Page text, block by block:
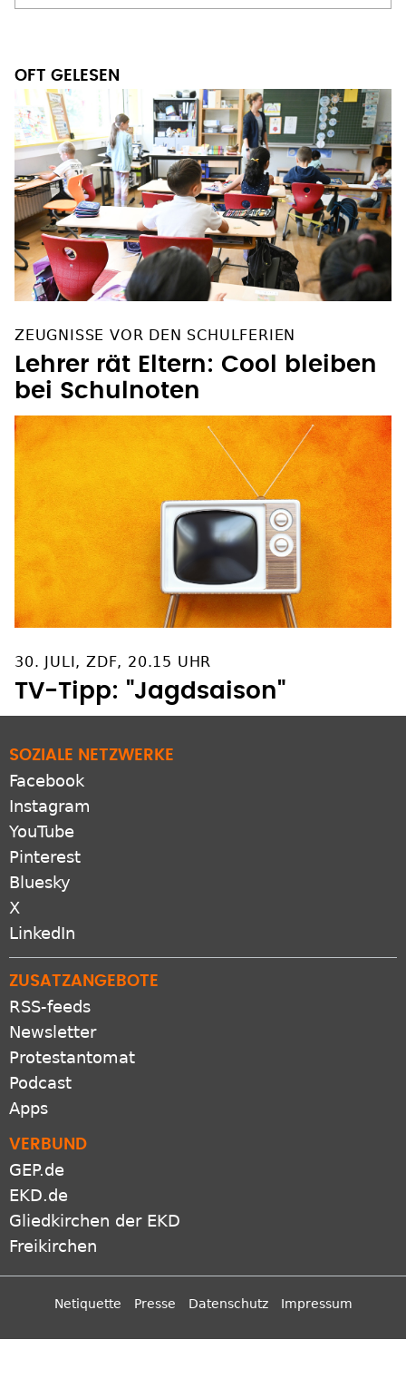
OFT GELESEN
ZEUGNISSE VOR DEN SCHULFERIEN
Lehrer rät Eltern: Cool bleiben
bei Schulnoten
30. JULI, ZDF, 20.15 UHR
TV-Tipp: "Jagdsaison"
SOZIALE NETZWERKE
Facebook
Instagram
YouTube
Pinterest
Bluesky
X
LinkedIn
ZUSATZANGEBOTE
RSS-feeds
Newsletter
Protestantomat
Podcast
Apps
VERBUND
GEP.de
EKD.de
Gliedkirchen der EKD
Freikirchen
Netiquette Presse Datenschutz Impressum